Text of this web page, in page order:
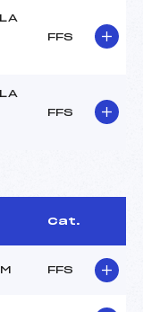
FFS
FFS
Cat.
FFS